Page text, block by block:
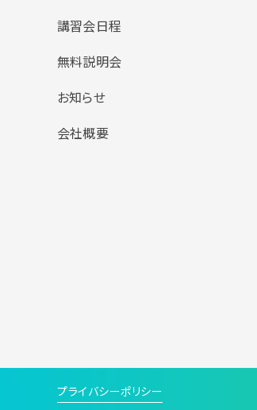
講習会日程
無料説明会
お知らせ
会社概要
プライバシーポリシー